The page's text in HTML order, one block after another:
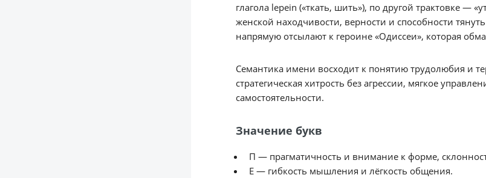
глагола lepein («ткать, шить»), по другой трактовке —
женской находчивости, верности и способности
напрямую отсылают к героине «Одиссеи», которая
Семантика имени восходит к понятию трудолюбия и
стратегическая хитрость без агрессии, мягкое
самостоятельности.
Значение букв
П — прагматичность и внимание к форме,
Е — гибкость мышления и лёгкость общения.